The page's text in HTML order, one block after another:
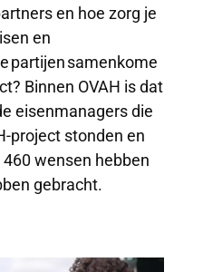
en hoe zorg je
en
partijen samenkome
Binnen OVAH is dat
eisenmanagers die
project stonden en
wensen hebben
gebracht.